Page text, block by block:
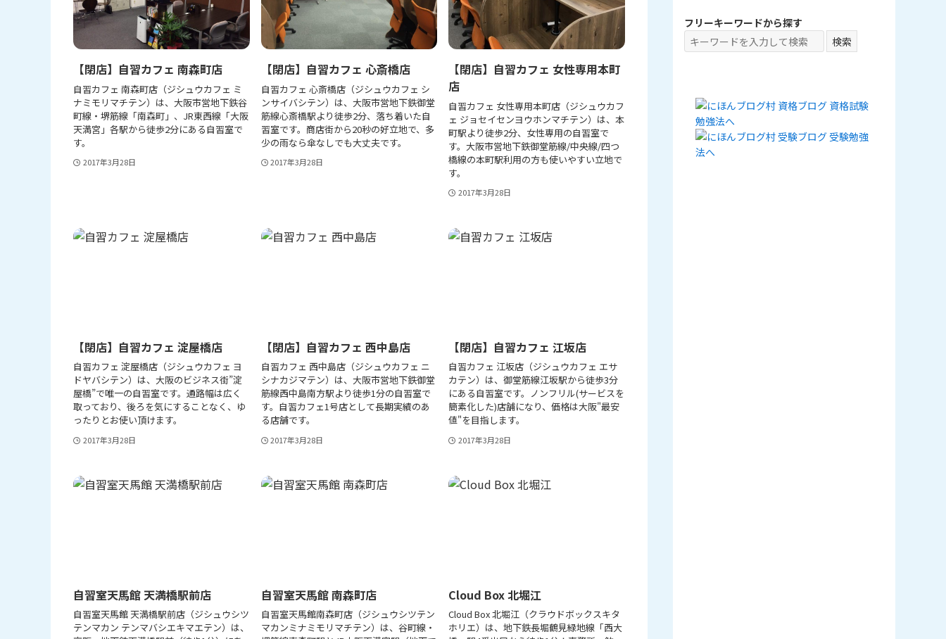
【閉店】自習カフェ 南森町店
自習カフェ 南森町店（ジシュウカフェ ミ
ナミモリマチテン）は、大阪市営地下鉄谷
町線・堺筋線「南森町」、JR東西線「大阪
天満宮」各駅から徒歩2分にある自習室で
す。
2017年3月28日
【閉店】自習カフェ 心斎橋店
自習カフェ 心斎橋店（ジシュウカフェ シ
ンサイバシテン）は、大阪市営地下鉄御堂
筋線心斎橋駅より徒歩2分、落ち着いた自
習室です。商店街から20秒の好立地で、多
少の雨なら傘なしでも大丈夫です。
2017年3月28日
【閉店】自習カフェ 女性専用本町
店
自習カフェ 女性専用本町店（ジシュウカフ
ェ ジョセイセンヨウホンマチテン）は、本
町駅より徒歩2分、女性専用の自習室で
す。大阪市営地下鉄御堂筋線/中央線/四つ
橋線の本町駅利用の方も使いやすい立地で
す。
2017年3月28日
【閉店】自習カフェ 淀屋橋店
自習カフェ 淀屋橋店（ジシュウカフェ ヨ
ドヤバシテン）は、大阪のビジネス街”淀
屋橋”で唯一の自習室です。通路幅は広く
取っており、後ろを気にすることなく、ゆ
ったりとお使い頂けます。
2017年3月28日
【閉店】自習カフェ 西中島店
自習カフェ 西中島店（ジシュウカフェ ニ
シナカジマテン）は、大阪市営地下鉄御堂
筋線西中島南方駅より徒歩1分の自習室で
す。自習カフェ1号店として長期実績のあ
る店舗です。
2017年3月28日
【閉店】自習カフェ 江坂店
自習カフェ 江坂店（ジシュウカフェ エサ
カテン）は、御堂筋線江坂駅から徒歩3分
にある自習室です。ノンフリル(サービスを
簡素化した)店舗になり、価格は大阪"最安
値"を目指します。
2017年3月28日
自習室天馬館 天満橋駅前店
自習室天馬館 天満橋駅前店（ジシュウシツ
テンマカン テンマバシエキマエテン）は、
自習室天馬館 南森町店
自習室天馬館南森町店（ジシュウシツテン
マカンミナミモリマチテン）は、谷町線・
Cloud Box 北堀江
Cloud Box 北堀江（クラウドボックスキタ
ホリエ）は、地下鉄長堀鶴見緑地線「西大
フリーキーワードから探す